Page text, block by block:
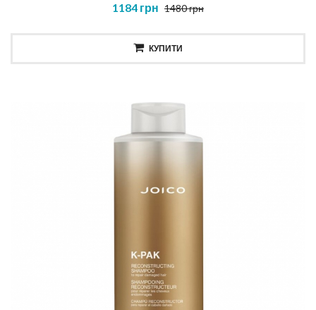
1184 грн 1480 грн
КУПИТИ